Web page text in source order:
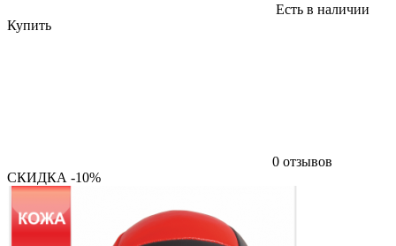
Есть в наличии
Купить
0 отзывов
СКИДКА -10%